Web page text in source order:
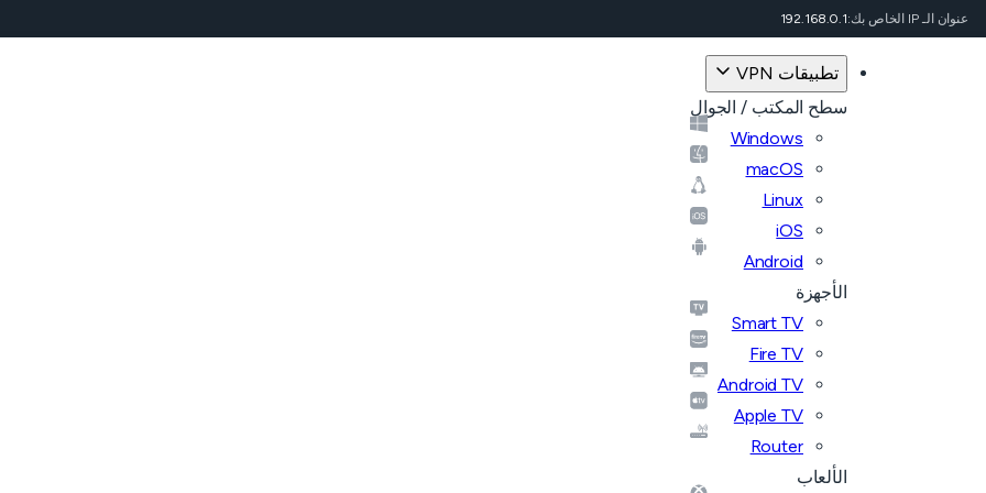
تطبيقات VPN
سطح المكتب / الجوال
Windows
macOS
Linux
iOS
Android
الأجهزة
Smart TV
Fire TV
Android TV
Apple TV
Router
الألعاب
عنوان الـ IP الخاص بك: 192.168.0.1